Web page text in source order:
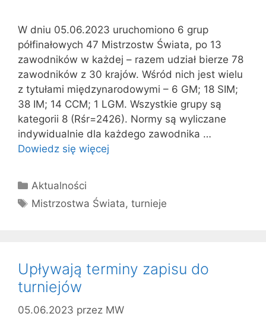
W dniu 05.06.2023 uruchomiono 6 grup
półfinałowych 47 Mistrzostw Świata, po 13
zawodników w każdej – razem udział bierze 78
zawodników z 30 krajów. Wśród nich jest wielu
z tytułami międzynarodowymi – 6 GM; 18 SIM;
38 IM; 14 CCM; 1 LGM. Wszystkie grupy są
kategorii 8 (Rśr=2426). Normy są wyliczane
indywidualnie dla każdego zawodnika …
Dowiedz się więcej
Kategorie
Aktualności
Tagi
Mistrzostwa Świata,turnieje
Upływają terminy zapisu do
turniejów
05.06.2023 przez MW